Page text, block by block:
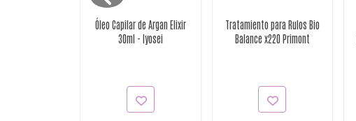
Óleo Capilar de Argan Elixir
30ml - Iyosei
Tratamiento para Rulos Bio
Balance x220 Primont